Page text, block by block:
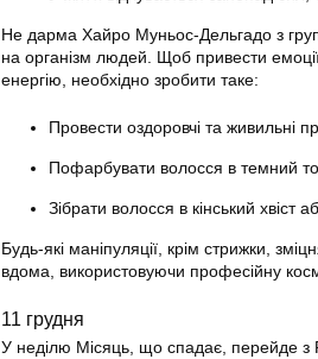
Не дарма Хайро Муньос-Дельгадо з
на організм людей. Щоб привести
енергію, необхідно зробити таке:
Провести оздоровчі та живильні
Пофарбувати волосся в темний
Зібрати волосся в кінський хвіст
Будь-які маніпуляції, крім стрижки,
вдома, використовуючи професійну
11 грудня
У неділю Місяць, що спадає, перейде з